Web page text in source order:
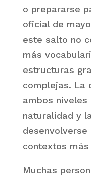
o prepararse
oficial de
este salto no
más
estructuras
complejas. La
ambos
naturalidad y
desenvolverse
contextos
Muchas